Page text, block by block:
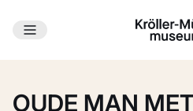
Ga naar hoofdinhoud
OUDE MAN